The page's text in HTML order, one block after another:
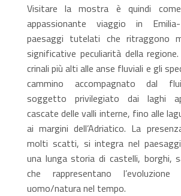
Visitare la mostra è quindi
appassionante viaggio in
paesaggi tutelati che ritraggono
significative peculiarità della
crinali più alti alle anse fluviali e gli
cammino accompagnato dal
soggetto privilegiato dai laghi
cascate delle valli interne, fino alle
ai margini dell’Adriatico. La
molti scatti, si integra nel
una lunga storia di castelli, borghi,
che rappresentano
uomo/natura nel tempo.